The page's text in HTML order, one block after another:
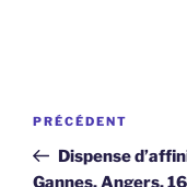
Navigation
l’article
Article
précédent
PRÉCÉDENT
Dispense
Gannes, Angers,